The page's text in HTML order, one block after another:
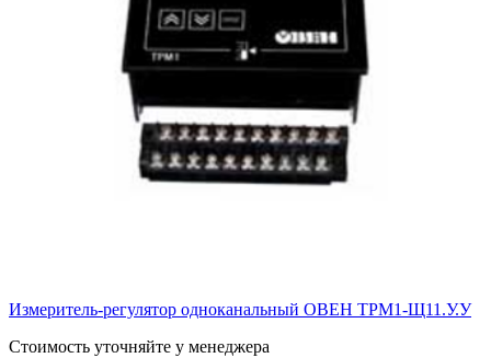
Измеритель-регулятор одноканальный ОВЕН ТРМ1-Щ11.У.У
Cтоимость уточняйте у менеджера